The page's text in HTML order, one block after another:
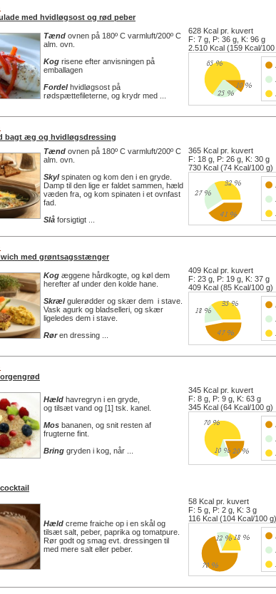
med hvidløgsost og rød peber
Tænd ovnen på 180º C varmluft/200º C
alm. ovn.
Kog risene efter anvisningen på
emballagen
Fordelhvidløgsost på
rødspættefileterne, og krydr med ...
628 Kcal pr. kuvert
F: 7 g, P: 36 g, K: 96 g
2.510 Kcal (159 Kcal/100
bagt æg og hvidløgsdressing
Tænd ovnen på 180º C varmluft/200º C
alm. ovn.
Skylspinaten og kom den i en gryde.
Damp til den lige er faldet sammen, hæld
væden fra, og kom spinaten i et ovnfast
fad.
Slå forsigtigt ...
365 Kcal pr. kuvert
F: 18 g, P: 26 g, K: 30 g
730 Kcal (74 Kcal/100 g)
med grøntsagsstænger
Kog æggene hårdkogte, og køl dem
herefter af under den kolde hane.
Skrælgulerødder og skær dem i stave.
Vask agurk og bladselleri, og skær
ligeledes dem i stave.
Røren dressing ...
409 Kcal pr. kuvert
F: 23 g, P: 19 g, K: 37 g
409 Kcal (85 Kcal/100 g)
Hæld havregryn i en gryde,
og tilsæt vand og [1] tsk. kanel.
Mos bananen, og snit resten af
frugterne fint.
Bring gryden i kog, når ...
345 Kcal pr. kuvert
F: 8 g, P: 9 g, K: 63 g
345 Kcal (64 Kcal/100 g)
Hæld creme fraiche op i en skål og
tilsæt salt, peber, paprika og tomatpure.
Rør godt og smag evt. dressingen til
med mere salt eller peber.
58 Kcal pr. kuvert
F: 5 g, P: 2 g, K: 3 g
116 Kcal (104 Kcal/100 g)